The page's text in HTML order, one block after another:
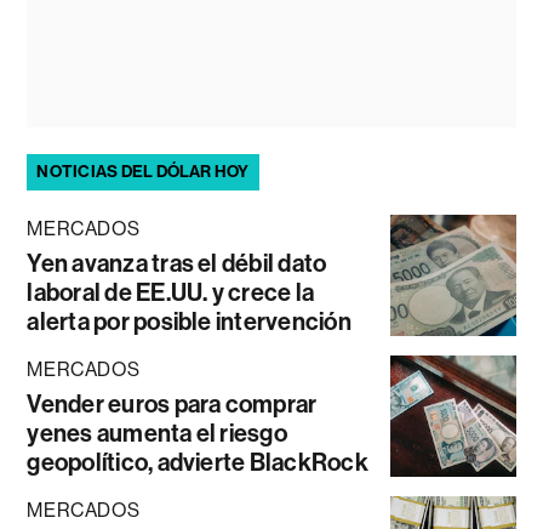
NOTICIAS DEL DÓLAR HOY
MERCADOS
Yen avanza tras el débil dato
laboral de EE.UU. y crece la
alerta por posible intervención
MERCADOS
Vender euros para comprar
yenes aumenta el riesgo
geopolítico, advierte BlackRock
MERCADOS